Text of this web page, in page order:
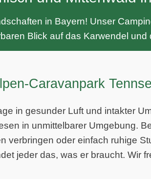
in Bayern! Unser
Blick auf das Karwendel und
Caravanpark
in gesunder Luft und intakter
in unmittelbarer Umgebung.
verbringen oder einfach ruhige
jeder das, was er braucht. Wir